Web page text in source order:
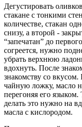
Дегустировать
стакане с тонкими
количестве, стакан
снизу, а второй -
“запечатан” до
согреется, нужно
убрать верхнюю
вдохнуть. После
знакомству со
чайную ложку, масло
перегоняя его
делать это нужно на
масла с кислородом.